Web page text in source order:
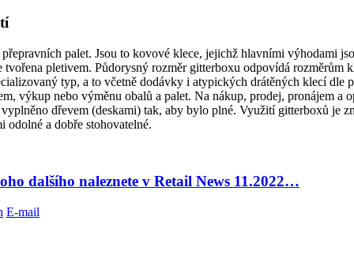
palet. Jsou to kovové klece, jejichž hlavními výhodami
pletivem. Půdorysný rozměr gitterboxu odpovídá
typ, a to včetně dodávky i atypických drátěných klecí
výkup nebo výměnu obalů a palet. Na nákup, prodej, pronájem
dřevem (deskami) tak, aby bylo plné. Využití gitterboxů je
odolné a dobře stohovatelné.
dalšího naleznete v Retail News 11.2022…
E-mail